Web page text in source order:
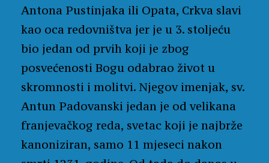
Antona Pustinjaka ili Opata, Crkva slavi
kao oca redovništva jer je u 3. stoljeću
bio jedan od prvih koji je zbog
posvećenosti Bogu odabrao život u
skromnosti i molitvi. Njegov imenjak, sv.
Antun Padovanski jedan je od velikana
franjevačkog reda, svetac koji je najbrže
kanoniziran, samo 11 mjeseci nakon